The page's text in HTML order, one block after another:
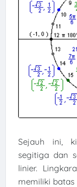
Sejauh ini,
segitiga dan
linier.
memiliki batas